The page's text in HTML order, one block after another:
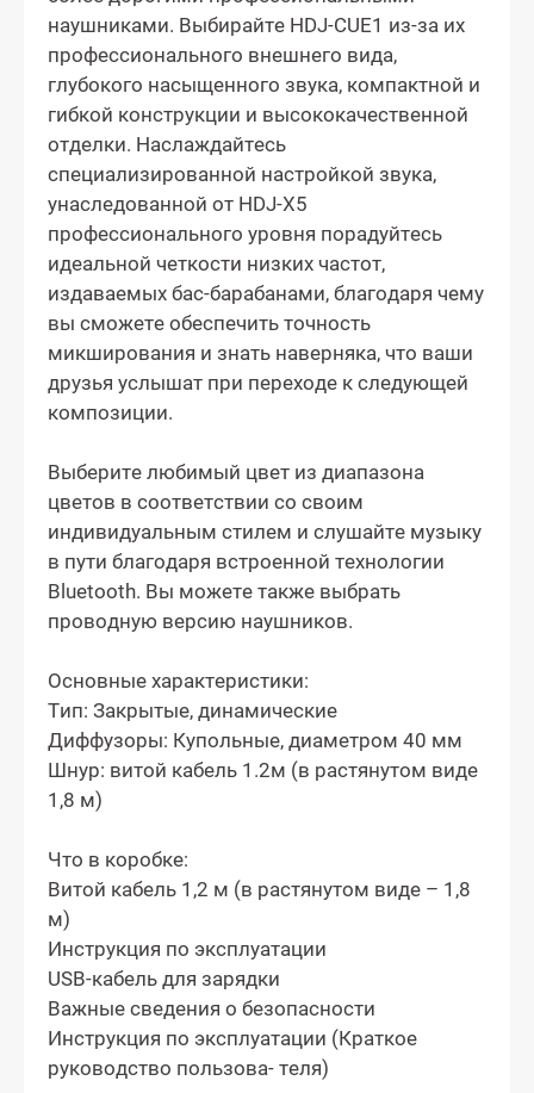
наушниками. Выбирайте HDJ-CUE1 из-за их
профессионального внешнего вида,
глубокого насыщенного звука, компактной и
гибкой конструкции и высококачественной
отделки. Наслаждайтесь
специализированной настройкой звука,
унаследованной от HDJ-X5
профессионального уровня порадуйтесь
идеальной четкости низких частот,
издаваемых бас-барабанами, благодаря чему
вы сможете обеспечить точность
микширования и знать наверняка, что ваши
друзья услышат при переходе к следующей
композиции.
Выберите любимый цвет из диапазона
цветов в соответствии со своим
индивидуальным стилем и слушайте музыку
в пути благодаря встроенной технологии
Bluetooth. Вы можете также выбрать
проводную версию наушников.
Основные характеристики:
Тип: Закрытые, динамические
Диффузоры: Купольные, диаметром 40 мм
Шнур: витой кабель 1.2м (в растянутом виде
1,8 м)
Что в коробке:
Витой кабель 1,2 м (в растянутом виде – 1,8
м)
Инструкция по эксплуатации
USB-кабель для зарядки
Важные сведения о безопасности
Инструкция по эксплуатации (Краткое
руководство пользова- теля)